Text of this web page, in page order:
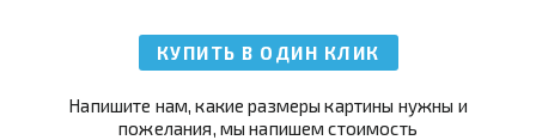
КУПИТЬ В ОДИН КЛИК
Напишите нам, какие размеры картины нужны и
пожелания, мы напишем стоимость